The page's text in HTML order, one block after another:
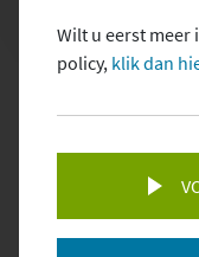
Wilt u eerst meer
policy, klik dan